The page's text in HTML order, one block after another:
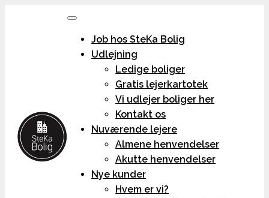
Job hos SteKa Bolig
Udlejning
Ledige boliger
Gratis lejerkartotek
Vi udlejer boliger her
Kontakt os
Nuværende lejere
Almene henvendelser
Akutte henvendelser
Nye kunder
Hvem er vi?